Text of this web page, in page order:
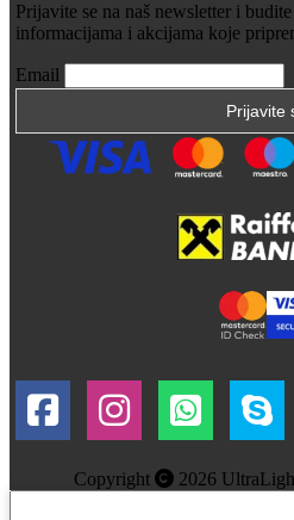
Prijavite se na naš newsletter i
informacijama i akcijama koje
Email
Copyright 2026